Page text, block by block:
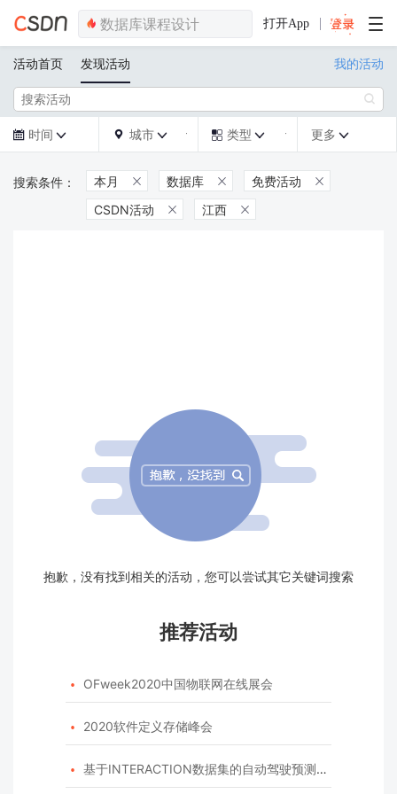
打开App
活动首页 发现活动 我的活动

 时间   城市   类型  更多 
本月  数据库  免费活动 
CSDN活动  江西 
抱歉，没有找到相关的活动，您可以尝试其它关键词搜索
推荐活动
 OFweek2020中国物联网在线展会
 2020软件定义存储峰会
 基于INTERACTION数据集的自动驾驶预测模型挑战赛